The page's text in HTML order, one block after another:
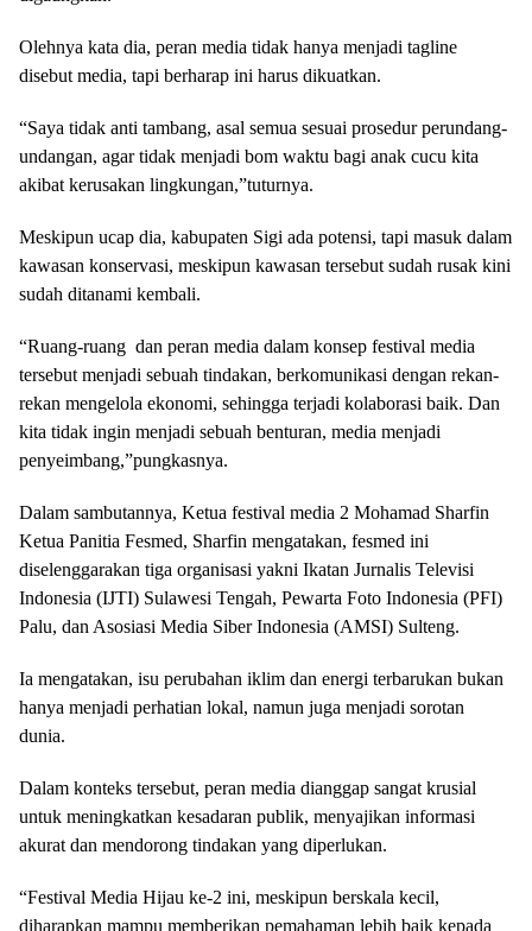
Olehnya kata dia, peran media tidak hanya menjadi tagline
disebut media, tapi berharap ini harus dikuatkan.
“Saya tidak anti tambang, asal semua sesuai prosedur perundang-
undangan, agar tidak menjadi bom waktu bagi anak cucu kita
akibat kerusakan lingkungan,”tuturnya.
Meskipun ucap dia, kabupaten Sigi ada potensi, tapi masuk dalam
kawasan konservasi, meskipun kawasan tersebut sudah rusak kini
sudah ditanami kembali.
“Ruang-ruang dan peran media dalam konsep festival media
tersebut menjadi sebuah tindakan, berkomunikasi dengan rekan-
rekan mengelola ekonomi, sehingga terjadi kolaborasi baik. Dan
kita tidak ingin menjadi sebuah benturan, media menjadi
penyeimbang,”pungkasnya.
Dalam sambutannya, Ketua festival media 2 Mohamad Sharfin
Ketua Panitia Fesmed, Sharfin mengatakan, fesmed ini
diselenggarakan tiga organisasi yakni Ikatan Jurnalis Televisi
Indonesia (IJTI) Sulawesi Tengah, Pewarta Foto Indonesia (PFI)
Palu, dan Asosiasi Media Siber Indonesia (AMSI) Sulteng.
Ia mengatakan, isu perubahan iklim dan energi terbarukan bukan
hanya menjadi perhatian lokal, namun juga menjadi sorotan
dunia.
Dalam konteks tersebut, peran media dianggap sangat krusial
untuk meningkatkan kesadaran publik, menyajikan informasi
akurat dan mendorong tindakan yang diperlukan.
“Festival Media Hijau ke-2 ini, meskipun berskala kecil,
diharapkan mampu memberikan pemahaman lebih baik kepada